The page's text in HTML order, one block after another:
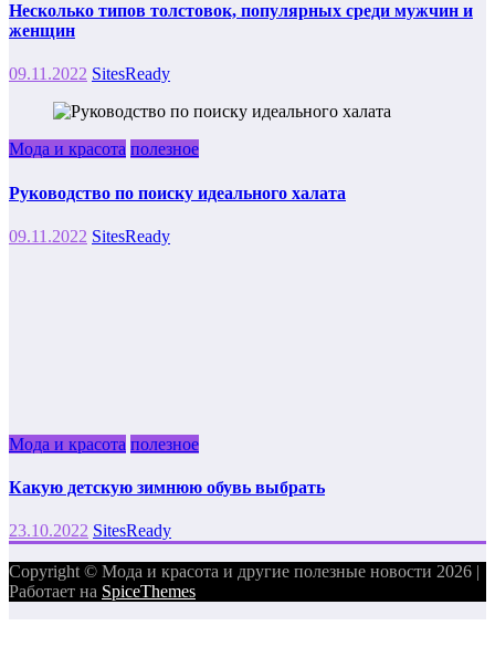
Несколько типов толстовок, популярных среди мужчин и
женщин
09.11.2022 SitesReady
Мода и красота полезное
Руководство по поиску идеального халата
09.11.2022 SitesReady
Мода и красота полезное
Какую детскую зимнюю обувь выбрать
23.10.2022 SitesReady
Copyright © Мода и красота и другие полезные новости 2026 |
Работает на SpiceThemes